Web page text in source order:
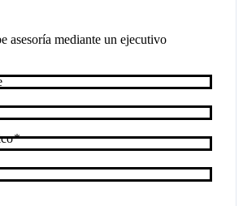
asesoría mediante un ejecutivo